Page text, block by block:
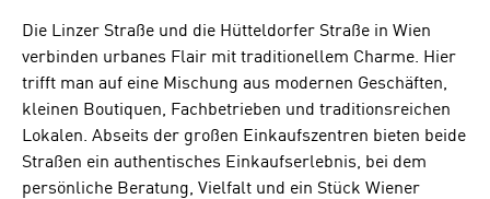
Die Linzer Straße und die Hütteldorfer Straße in Wien
verbinden urbanes Flair mit traditionellem Charme. Hier
trifft man auf eine Mischung aus modernen Geschäften,
kleinen Boutiquen, Fachbetrieben und traditionsreichen
Lokalen. Abseits der großen Einkaufszentren bieten beide
Straßen ein authentisches Einkaufserlebnis, bei dem
persönliche Beratung, Vielfalt und ein Stück Wiener